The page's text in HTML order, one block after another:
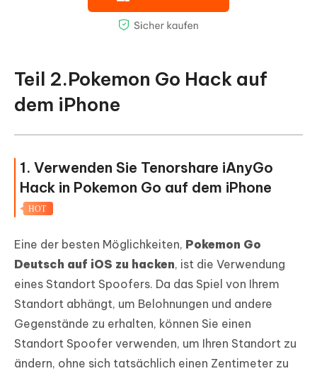
Teil 2.Pokemon Go Hack auf
dem iPhone
1. Verwenden Sie Tenorshare iAnyGo
Hack in Pokemon Go auf dem iPhone
HOT
Eine der besten Möglichkeiten, Pokemon Go
Deutsch auf iOS zu hacken, ist die Verwendung
eines Standort Spoofers. Da das Spiel von Ihrem
Standort abhängt, um Belohnungen und andere
Gegenstände zu erhalten, können Sie einen
Standort Spoofer verwenden, um Ihren Standort zu
ändern, ohne sich tatsächlich einen Zentimeter zu